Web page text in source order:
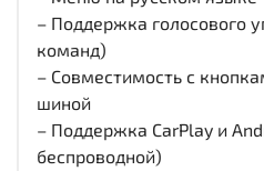
– Поддержка голосового
команд)
– Совместимость с
шиной
– Поддержка CarPlay и
беспроводной)